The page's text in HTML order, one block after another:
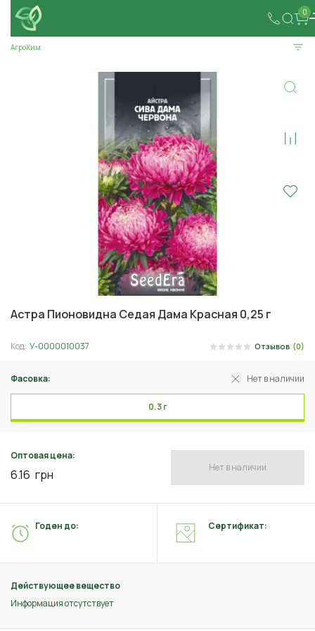
0
АгроХим
Астра Пионовидна Седая Дама Красная 0,25 г
Код: У-0000010037 Отзывов (0)
Фасовка: Нет в наличии
0.3 г
Оптовая цена:
6.16 грн Нет в наличии
Действующее вещество
Информация отсутствует
Годен до: Сертификат: